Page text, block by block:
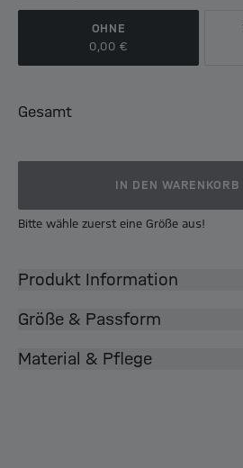
OHNE
0,00 €
Gesamt
IN DEN WARENKORB
Bitte wähle zuerst eine Größe aus!
Produkt Information
Größe & Passform
Material & Pflege